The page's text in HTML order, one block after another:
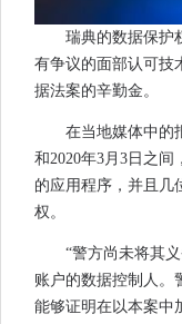
瑞典的数据保护
有争议的面部认可技
据法案的辛勤金。
在当地媒体中的
和2020年3月3日之间
的应用程序，并且几
权。
“警方尚未将其
账户的数据控制人。
能够证明在以本案中